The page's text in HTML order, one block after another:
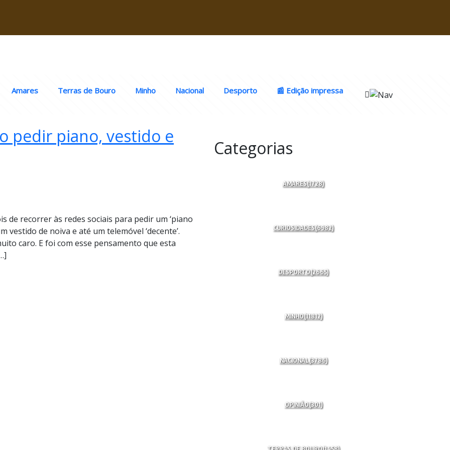
Amares Terras de Bouro Minho Nacional Desporto 📰 Edição impressa
pedir piano, vestido e
de recorrer às redes sociais para pedir um ‘piano
vestido de noiva e até um telemóvel ‘decente’.
caro. E foi com esse pensamento que esta
Categorias
AMARES(1728)
CURIOSIDADES(6982)
DESPORTO(2665)
MINHO(11812)
NACIONAL(3786)
OPINIÃO(301)